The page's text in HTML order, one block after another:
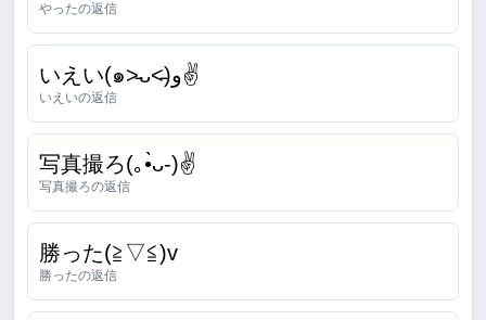
やったの返信
いえい(๑˃̵ᴗ˂̵)و✌
いえいの返信
写真撮ろ(｡•̀ᴗ-)✌
写真撮ろの返信
勝った(≧▽≦)v
勝ったの返信